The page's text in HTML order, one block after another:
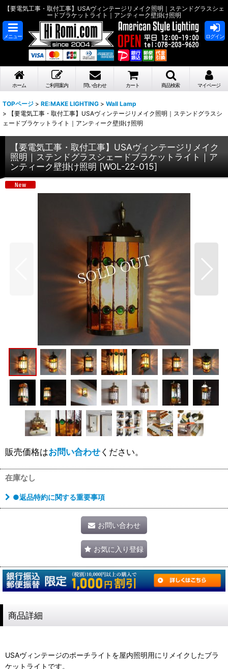
【要電気工事・取付工事】USAヴィンテージリメイク照明｜ステンドグラスシェ
ードブラケットライト｜アンティーク壁掛け照明
メニュー ログイン
ホーム ご利用案内 問い合わせ カート 商品検索 マイページ
TOPページ > RE:MAKE LIGHTING > Wall Lamp
>
【要電気工事・取付工事】USAヴィンテージリメイク照明｜ステンドグラスシ
ェードブラケットライト｜アンティーク壁掛け照明
【要電気工事・取付工事】USAヴィンテージリメイク
照明｜ステンドグラスシェードブラケットライト｜ア
ンティーク壁掛け照明 [WOL-22-015]
販売価格はお問い合わせください。
在庫なし
●返品特約に関する重要事項
お問い合わせ
お気に入り登録
商品詳細
USAヴィンテージのポーチライトを屋内照明用にリメイクしたブラ
ケットライトです。